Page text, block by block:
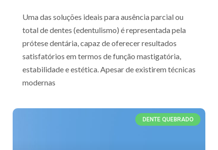
Uma das soluções ideais para ausência parcial ou
total de dentes (edentulismo) é representada pela
prótese dentária, capaz de oferecer resultados
satisfatórios em termos de função mastigatória,
estabilidade e estética. Apesar de existirem técnicas
modernas
DENTE QUEBRADO